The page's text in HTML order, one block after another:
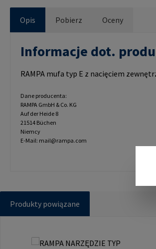
Opis Pobierz Oceny
Informacje dot.
RAMPA mufa typ E z nacięciem
Dane producenta:
RAMPA GmbH & Co. KG
Auf der Heide 8
21514 Büchen
Niemcy
E-Mail: mail@rampa.com
Produkty powiązane